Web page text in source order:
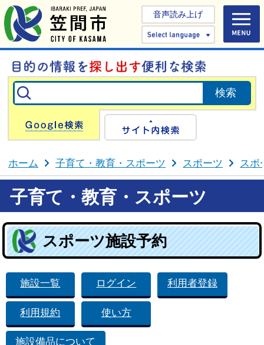
音声読み上げ
Select
Google検索
ホーム 子育て・教育・スポーツ スポーツ スポ
子育て・教育・スポーツ
スポーツ施設予約
施設一覧 ログイン 利用者登録
利用規約 使い方
施設備品について